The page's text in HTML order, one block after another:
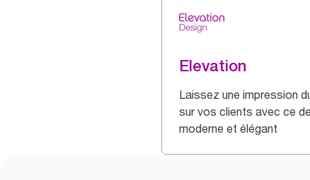
Elevation
Laissez une impression
sur vos clients avec ce
moderne et élégant